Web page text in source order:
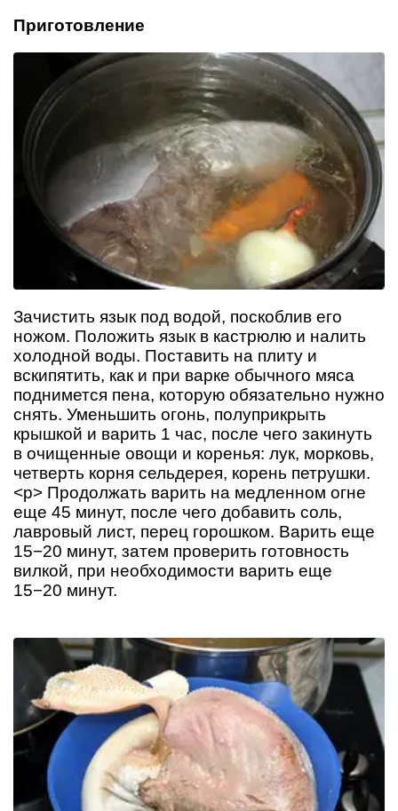
Приготовление
Зачистить язык под водой, поскоблив его
ножом. Положить язык в кастрюлю и налить
холодной воды. Поставить на плиту и
вскипятить, как и при варке обычного мяса
поднимется пена, которую обязательно нужно
снять. Уменьшить огонь, полуприкрыть
крышкой и варить 1 час, после чего закинуть
в очищенные овощи и коренья: лук, морковь,
четверть корня сельдерея, корень петрушки.
<p> Продолжать варить на медленном огне
еще 45 минут, после чего добавить соль,
лавровый лист, перец горошком. Варить еще
15−20 минут, затем проверить готовность
вилкой, при необходимости варить еще
15−20 минут.